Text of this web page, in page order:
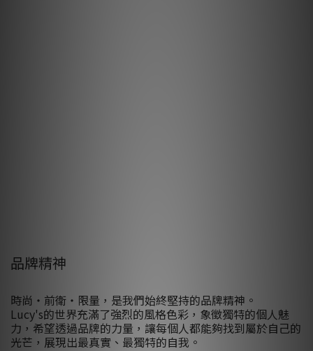
品牌精神
時尚・前衛・限量，是我們始終堅持的品牌精神。
Lucy's的世界充滿了強烈的風格色彩，象徵獨特的個人魅
力，希望透過品牌的力量，讓每個人都能夠找到屬於自己的
光芒，展現出最真實、最獨特的自我。